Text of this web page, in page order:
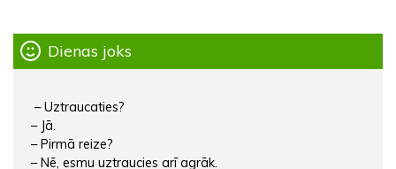
Dienas joks
– Uztraucaties?
– Jā.
– Pirmā reize?
– Nē, esmu uztraucies arī agrāk.